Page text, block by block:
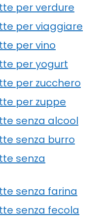
per verdure
per viaggiare
per vino
per yogurt
per zucchero
per zuppe
senza alcool
senza burro
senza
senza farina
senza fecola